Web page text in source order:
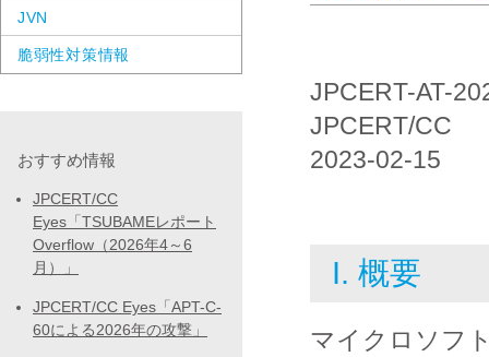
JPCERT-AT-
JPCERT/CC
2023-02-15
I. 概要
マイクロソフ
JVN
脆弱性対策情報
おすすめ情報
JPCERT/CC
Eyes「TSUBAMEレポート
Overflow（2026年4～6
月）」
JPCERT/CC Eyes「APT-C-
60による2026年の攻撃」